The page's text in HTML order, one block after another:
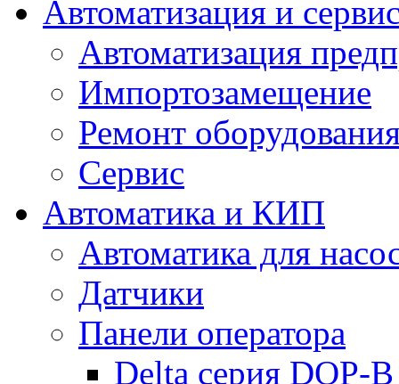
Автоматизация и
Автоматизация
Импортозамещение
Ремонт
Сервис
Автоматика и КИП
Автоматика для
Датчики
Панели оператора
Delta серия DOP-B